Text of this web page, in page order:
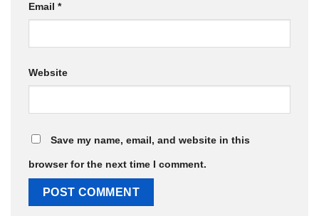
Email *
Website
Save my name, email, and website in this
browser for the next time I comment.